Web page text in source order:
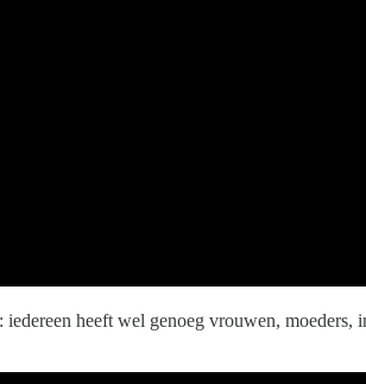
heeft wel genoeg vrouwen,